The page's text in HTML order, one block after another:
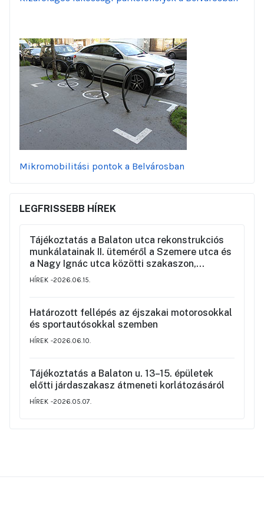
Mikromobilitási pontok a Belvárosban
LEGFRISSEBB HÍREK
Tájékoztatás a Balaton utca rekonstrukciós
munkálatainak II. üteméről a Szemere utca és
a Nagy Ignác utca közötti szakaszon,
valamint a környék ideiglenes forgalmi
HÍREK 2026.06.15.
Határozott fellépés az éjszakai motorosokkal
és sportautósokkal szemben
HÍREK 2026.06.10.
Tájékoztatás a Balaton u. 13–15. épületek
előtti járdaszakasz átmeneti korlátozásáról
HÍREK 2026.05.07.